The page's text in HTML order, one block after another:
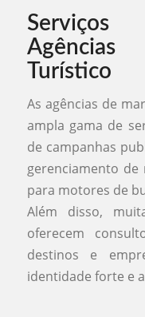
Serviços
Turístico
As agências de
ampla gama de
de campanhas
gerenciamento de
para motores de
Além disso,
oferecem
destinos e
identidade forte e